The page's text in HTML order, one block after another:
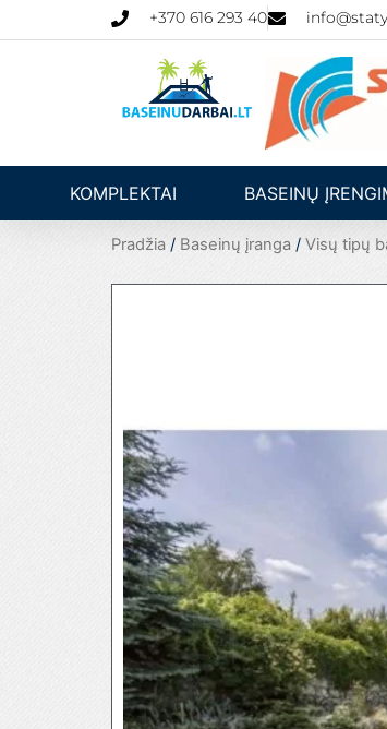
prie
+370 616 293 40
KOMPLEKTAI BASEINŲ
Pradžia / Baseinų įranga / Visų tipų